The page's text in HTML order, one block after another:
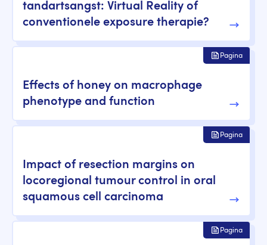
tandartsangst: Virtual Reality of
conventionele exposure therapie?
Effects of honey on macrophage
phenotype and function
Pagina
Impact of resection margins on
locoregional tumour control in oral
squamous cell carcinoma
Pagina
Pagina